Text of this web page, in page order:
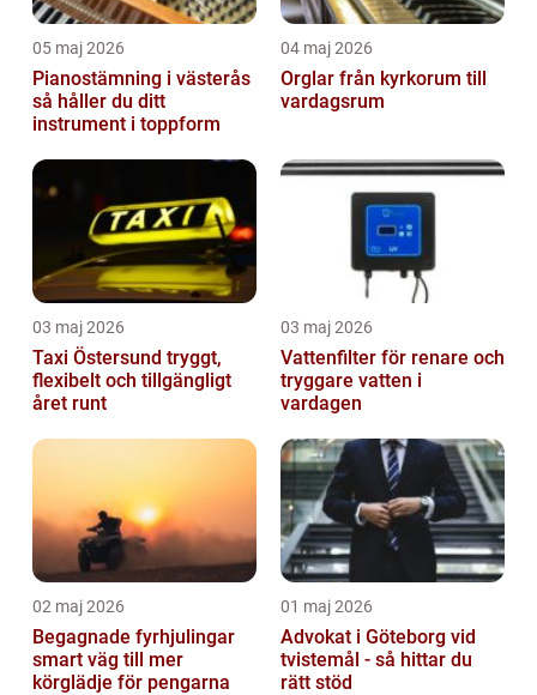
05 maj 2026
Pianostämning i västerås
så håller du ditt
instrument i toppform
04 maj 2026
Orglar från kyrkorum till
vardagsrum
03 maj 2026
Taxi Östersund tryggt,
flexibelt och tillgängligt
året runt
03 maj 2026
Vattenfilter för renare och
tryggare vatten i
vardagen
02 maj 2026
Begagnade fyrhjulingar
smart väg till mer
körglädje för pengarna
01 maj 2026
Advokat i Göteborg vid
tvistemål - så hittar du
rätt stöd